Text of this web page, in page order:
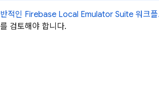
적인 Firebase Local Emulator Suite 워크
를 검토해야 합니다.